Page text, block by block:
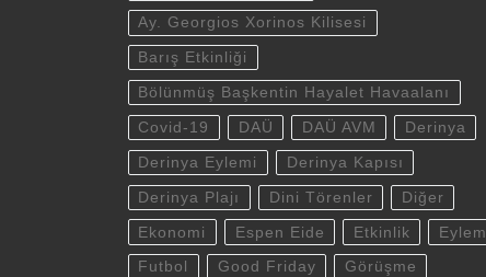
Ay. Georgios Xorinos Kilisesi
Barış Etkinliği
Bölünmüş Başkentin Hayalet Havaalanı
Covid-19 DAÜ DAÜ AVM Derinya
Derinya Eylemi Derinya Kapısı
Derinya Plajı Dini Törenler Diğer
Ekonomi Espen Eide Etkinlik Eylem
Futbol Good Friday Görüşme